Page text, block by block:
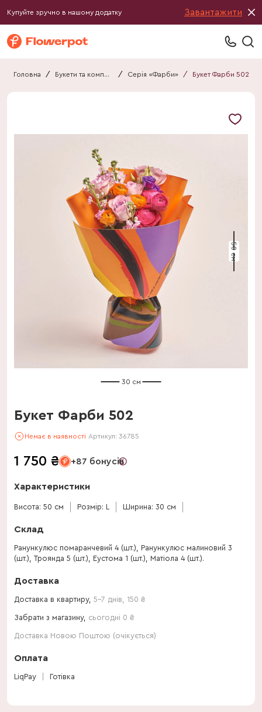
Купуйте зручно в нашому додатку Завантажити
Головна / Букети та композиції / Серія «Фарби» / Букет Фарби 502
50 см
30 см
Букет Фарби 502
Немає в наявності Артикул: 36785
1 750 ₴ +87 бонусів
Характеристики
Висота: 50 см Розмір: L Ширина: 30 см
Склад
Ранункулюс помаранчевий 4 (шт.), Ранункулюс малиновий 3
(шт.), Троянда 5 (шт.), Еустома 1 (шт.), Матіола 4 (шт.).
Доставка
Доставка в квартиру, 5-7 днів 150 ₴
Забрати з магазину, сьогодні 0 ₴
Доставка Новою Поштою (очікується)
Оплата
LiqPay Готівка